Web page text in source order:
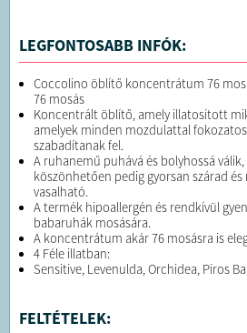
LEGFONTOSABB INFÓK:
Coccolino öblítő koncentrátum 76
76 mosás
Koncentrált öblítő, amely illatosított
amelyek minden mozdulattal
szabadítanak fel.
A ruhanemű puhává és bolyhossá
köszönhetően pedig gyorsan szárad
vasalható.
A termék hipoallergén és rendkívül
babaruhák mosására.
A koncentrátum akár 76 mosásra is
4 Féle illatban:
Sensitive, Levenulda, Orchidea, Piros
FELTÉTELEK: